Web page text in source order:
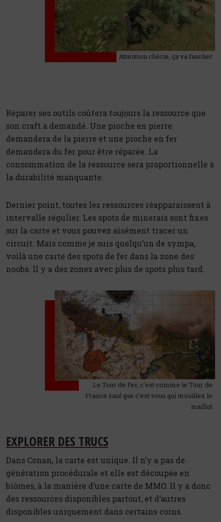
Attention chérie, ça va faucher
Réparer ses outils coûtera toujours la ressource que
son craft a demandé. Une pioche en pierre
demandera de la pierre et une pioche en fer
demandera du fer pour être réparée. La
consommation de la ressource sera proportionnelle à
la durabilité manquante.
Dernier point, toutes les ressources réapparaissent à
intervalle régulier. Les spots de minerais sont fixes
sur la carte et vous pouvez aisément tracer un
circuit. Mais comme je suis quelqu’un de sympa,
voilà une carte des spots de fer dans la zone des
noobs. Il y a des zones avec plus de spots plus tard.
Le Tour de Fer, c’est comme le Tour de
France sauf que c’est vous qui mouillez le
maillot
EXPLORER DES TRUCS
Dans Conan, la carte est unique. Il n’y a pas de
génération procédurale et elle est découpée en
biômes, à la manière d’une carte de MMO. Il y a donc
des ressources disponibles partout, et d’autres
disponibles uniquement dans certains coins.